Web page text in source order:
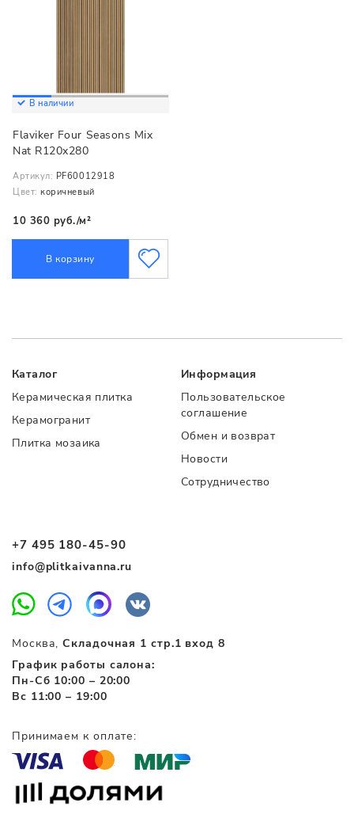
В наличии
Flaviker Four Seasons Mix
Nat R120x280
Артикул: PF60012918
Цвет: коричневый
10 360 руб./м²
В корзину
+7 495 180-45-90
info@plitkaivanna.ru
Москва,Складочная 1 стр.1 вход 8
График работы салона:
Пн-Сб 10:00 – 20:00
Вс 11:00 – 19:00
Каталог
Керамическая плитка
Керамогранит
Плитка мозаика
Информация
Пользовательское
соглашение
Обмен и возврат
Новости
Сотрудничество
Принимаем к оплате: